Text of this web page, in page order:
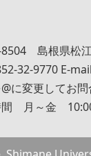
島根県松
32-9770 E-
に変更してお問
間 月～金